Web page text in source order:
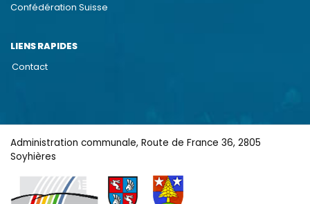
Confédération Suisse
LIENS RAPIDES
Contact
Administration communale, Route de France 36, 2805
Soyhières